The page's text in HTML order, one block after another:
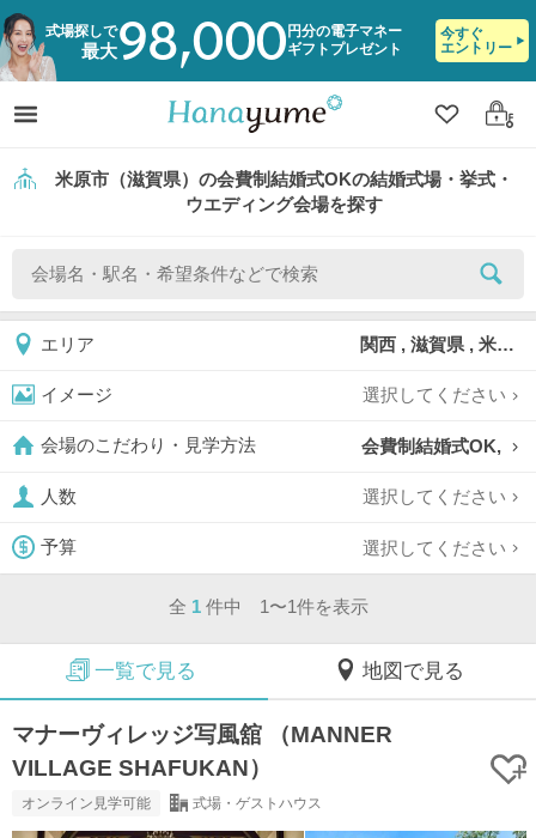
式場探しで
最大98,000 円分の電子マネー
ギフトプレゼント
今すぐ
エントリー
クリップ
ログ
米原市（滋賀県）の会費制結婚式OKの結婚式場・挙式・
ウエディング会場を探す
エリア 関西 , 滋賀県 , 米原市
イメージ 選択してください
会場のこだわり・見学方法 会費制結婚式OK,
人数 選択してください
予算 選択してください
全 1 件中 1〜1件を表示
一覧で見る 地図で見る
マナーヴィレッジ写風舘 （MANNER
VILLAGE SHAFUKAN）
オンライン見学可能 式場・ゲストハウス